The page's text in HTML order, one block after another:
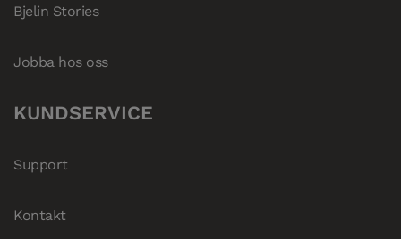
Bjelin Stories
Jobba hos oss
KUNDSERVICE
Support
Kontakt